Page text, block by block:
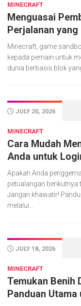
MINECRAFT
Menguasai
Perjalanan yang
Minecraft, game
kepada pemain untuk
dunia berbasis blok
JULY 20, 2026
MINECRAFT
Cara Mudah
Anda untuk
Apakah Anda
petualangan berikutnya
Jangan khawatir!
melalui...
JULY 18, 2026
MINECRAFT
Temukan Benih
Panduan